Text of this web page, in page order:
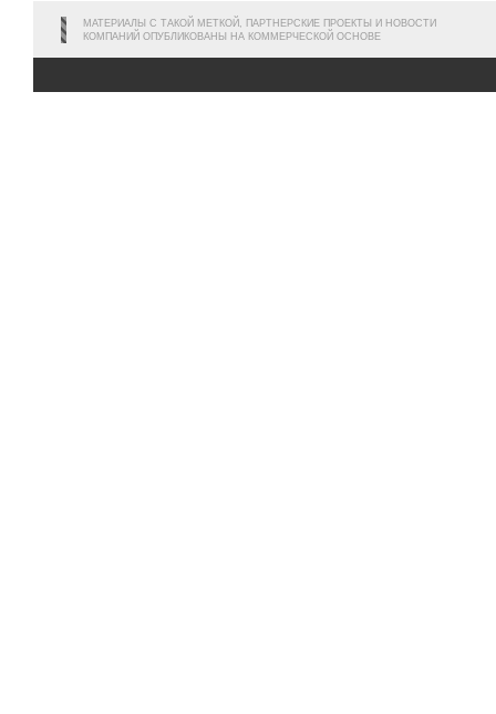
МАТЕРИАЛЫ С ТАКОЙ МЕТКОЙ, ПАРТНЕРСКИЕ ПРОЕКТЫ И НОВОСТИ
КОМПАНИЙ ОПУБЛИКОВАНЫ НА КОММЕРЧЕСКОЙ ОСНОВЕ